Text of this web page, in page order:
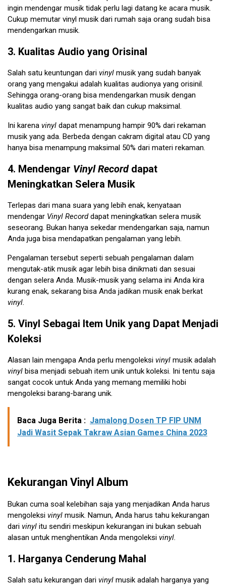
ingin mendengar musik tidak perlu lagi datang ke acara musik.
Cukup memutar vinyl musik dari rumah saja orang sudah bisa
mendengarkan musik.
3. Kualitas Audio yang Orisinal
Salah satu keuntungan dari vinyl musik yang sudah banyak
orang yang mengakui adalah kualitas audionya yang orisinil.
Sehingga orang-orang bisa mendengarkan musik dengan
kualitas audio yang sangat baik dan cukup maksimal.
Ini karena vinyl dapat menampung hampir 90% dari rekaman
musik yang ada. Berbeda dengan cakram digital atau CD yang
hanya bisa menampung maksimal 50% dari materi rekaman.
4. Mendengar Vinyl Recorddapat
Meningkatkan Selera Musik
Terlepas dari mana suara yang lebih enak, kenyataan
mendengar Vinyl Recorddapat meningkatkan selera musik
seseorang. Bukan hanya sekedar mendengarkan saja, namun
Anda juga bisa mendapatkan pengalaman yang lebih.
Pengalaman tersebut seperti sebuah pengalaman dalam
mengutak-atik musik agar lebih bisa dinikmati dan sesuai
dengan selera Anda. Musik-musik yang selama ini Anda kira
kurang enak, sekarang bisa Anda jadikan musik enak berkat
vinyl.
5. Vinyl Sebagai Item Unik yang Dapat Menjadi
Koleksi
Alasan lain mengapa Anda perlu mengoleksi vinyl musik adalah
vinyl bisa menjadi sebuah item unik untuk koleksi. Ini tentu saja
sangat cocok untuk Anda yang memang memiliki hobi
mengoleksi barang-barang unik.
Baca Juga Berita : Jamalong Dosen TP FIP UNM
Jadi Wasit Sepak Takraw Asian Games China 2023
Kekurangan Vinyl Album
Bukan cuma soal kelebihan saja yang menjadikan Anda harus
mengoleksi vinyl musik. Namun, Anda harus tahu kekurangan
dari vinyl itu sendiri meskipun kekurangan ini bukan sebuah
alasan untuk menghentikan Anda mengoleksi vinyl.
1. Harganya Cenderung Mahal
Salah satu kekurangan dari vinyl musik adalah harganya yang